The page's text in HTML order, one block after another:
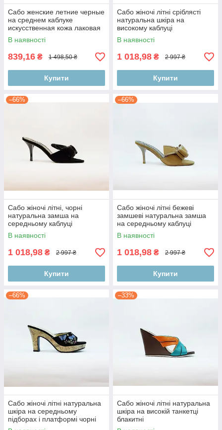
Сабо женские летние черные
на среднем каблуке
искусственная кожа лаковая
В наявності
839,16 ₴ 1 498,50 ₴
Купити
Сабо жіночі літні сріблясті
натуральна шкіра на
високому каблуці
В наявності
1 018,98 ₴ 2 997 ₴
Купити
–66%
Сабо жіночі літні, чорні
натуральна замша на
середньому каблуці
В наявності
1 018,98 ₴ 2 997 ₴
Купити
–66%
Сабо жіночі літні бежеві
замшеві натуральна замша
на середньому каблуці
В наявності
1 018,98 ₴ 2 997 ₴
Купити
–66%
Сабо жіночі літні натуральна
шкіра на середньому
підборах і платформі чорні
–33%
Сабо жіночі літні натуральна
шкіра на високій танкетці
блакитні